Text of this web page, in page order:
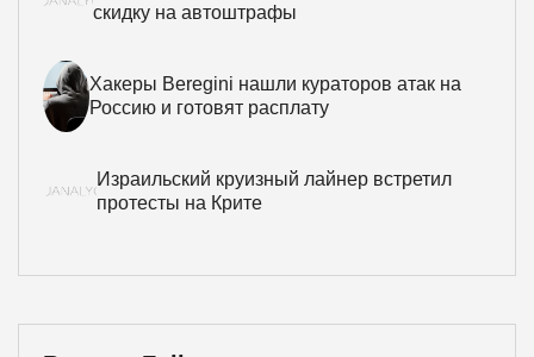
скидку на автоштрафы
Хакеры Beregini нашли кураторов атак на
Россию и готовят расплату
Израильский круизный лайнер встретил
протесты на Крите